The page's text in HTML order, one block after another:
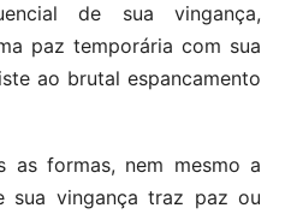
de sua vingança,
paz temporária com sua
ao brutal espancamento
formas, nem mesmo a
sua vingança traz paz ou